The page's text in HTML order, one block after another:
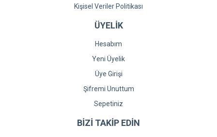
Kişisel Veriler Politikası
ÜYELİK
Hesabım
Yeni Üyelik
Üye Girişi
Şifremi Unuttum
Sepetiniz
BİZİ TAKİP EDİN